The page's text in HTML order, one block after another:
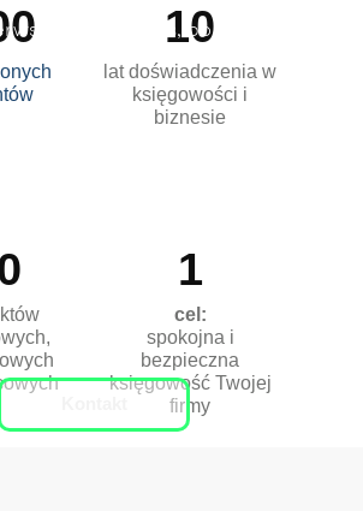
krok już dziś, bo
10
lat doświadczenia w
księgowości i
biznesie
1
cel:
spokojna i
bezpieczna
księgowość Twojej
firmy